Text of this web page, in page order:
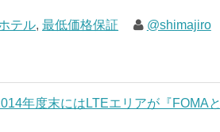
テル,最低価格保証 @shimajiro
年度末にはLTEエリアが『FOMAと